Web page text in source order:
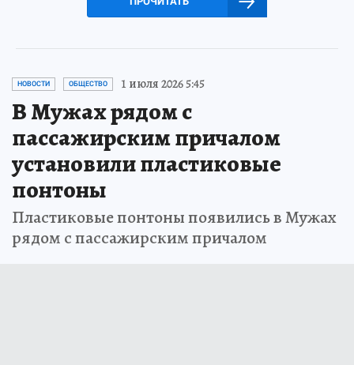
НОВОСТИ ОБЩЕСТВО 1 июля 2026 5:45
В Мужах рядом с
пассажирским причалом
установили пластиковые
понтоны
Пластиковые понтоны появились в Мужах
рядом с пассажирским причалом